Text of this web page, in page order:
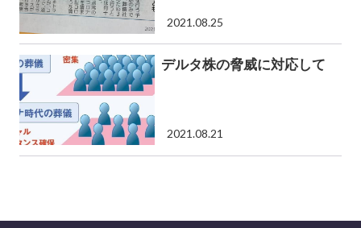
2021.08.25
デルタ株の脅威に対応して
2021.08.21